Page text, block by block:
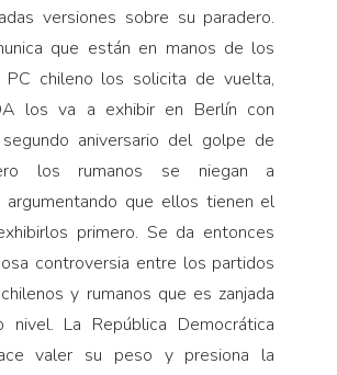
versiones sobre su paradero.
que están en manos de los
PC chileno los solicita de vuelta,
los va a exhibir en Berlín con
aniversario del golpe de
los rumanos se niegan a
argumentando que ellos tienen el
primero. Se da entonces
controversia entre los partidos
y rumanos que es zanjada
La República Democrática
valer su peso y presiona la